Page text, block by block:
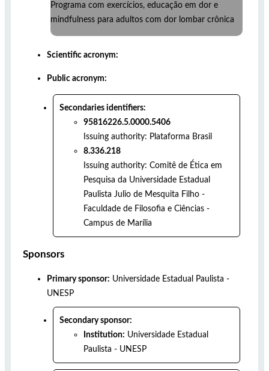
Programa com exercícios, educação em dor e
mindfulness para adultos com dor lombar crônica
Scientific acronym:
Public acronym:
Secondaries identifiers:
95816226.5.0000.5406
Issuing authority: Plataforma Brasil
8.336.218
Issuing authority: Comitê de Ética em
Pesquisa da Universidade Estadual
Paulista Julio de Mesquita Filho -
Faculdade de Filosofia e Ciências -
Campus de Marília
Sponsors
Primary sponsor: Universidade Estadual Paulista -
UNESP
Secondary sponsor:
Institution: Universidade Estadual
Paulista - UNESP